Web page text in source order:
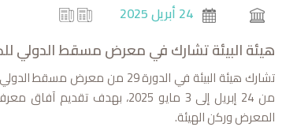
24 أبريل 2025
هيئة البيئة تشارك في معرض مسقط الدولي
تشارك هيئة البيئة في الدورة 29
من 24 إبريل إلى 3 مايو 2025،
المعرض وركن الهيئة.